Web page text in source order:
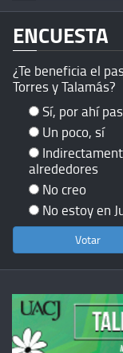
ENCUESTA
¿Te beneficia el
Torres y Talamás?
Sí, por ahí
Un poco, sí
alrededores
No creo
No estoy en